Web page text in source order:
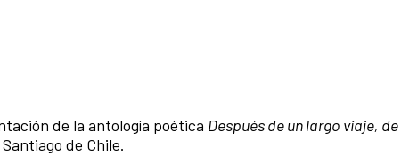
de la antología poética Después de un largo viaje, de
de Chile.